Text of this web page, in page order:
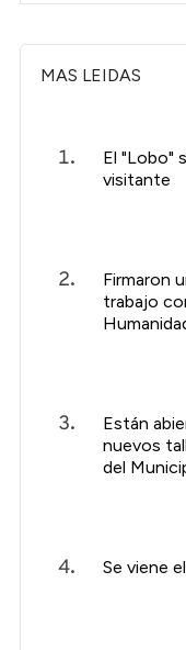
MAS LEIDAS
El "Lobo"
visitante
Firmaron
trabajo
Están
nuevos
del
Se viene